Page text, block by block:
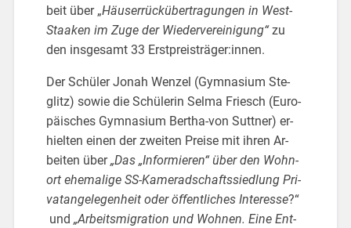
beit über „Häu­ser­rück­über­tra­gun­gen in West-
Staa­ken im Zuge der Wie­der­ver­ei­ni­gung“zu
den ins­ge­samt 33 Erst­preis­trä­ger:innen.
Der Schü­ler Jonah Wen­zel (Gym­na­si­um Ste­
glitz) sowie die Schü­le­rin Selma Friesch (Eu­ro­
päi­sches Gym­na­si­um Ber­tha-von Sutt­ner) er­
hiel­ten einen der zwei­ten Prei­se mit ihren Ar­
bei­ten über„Das „In­for­mie­ren“ über den Wohn­
ort ehe­ma­li­ge SS-Ka­me­rad­schafts­sied­lung Pri­
vat­an­ge­le­gen­heit oder öf­fent­li­ches In­ter­es­se?“
und„Ar­beits­mi­gra­ti­on und Woh­nen. Eine Ent­